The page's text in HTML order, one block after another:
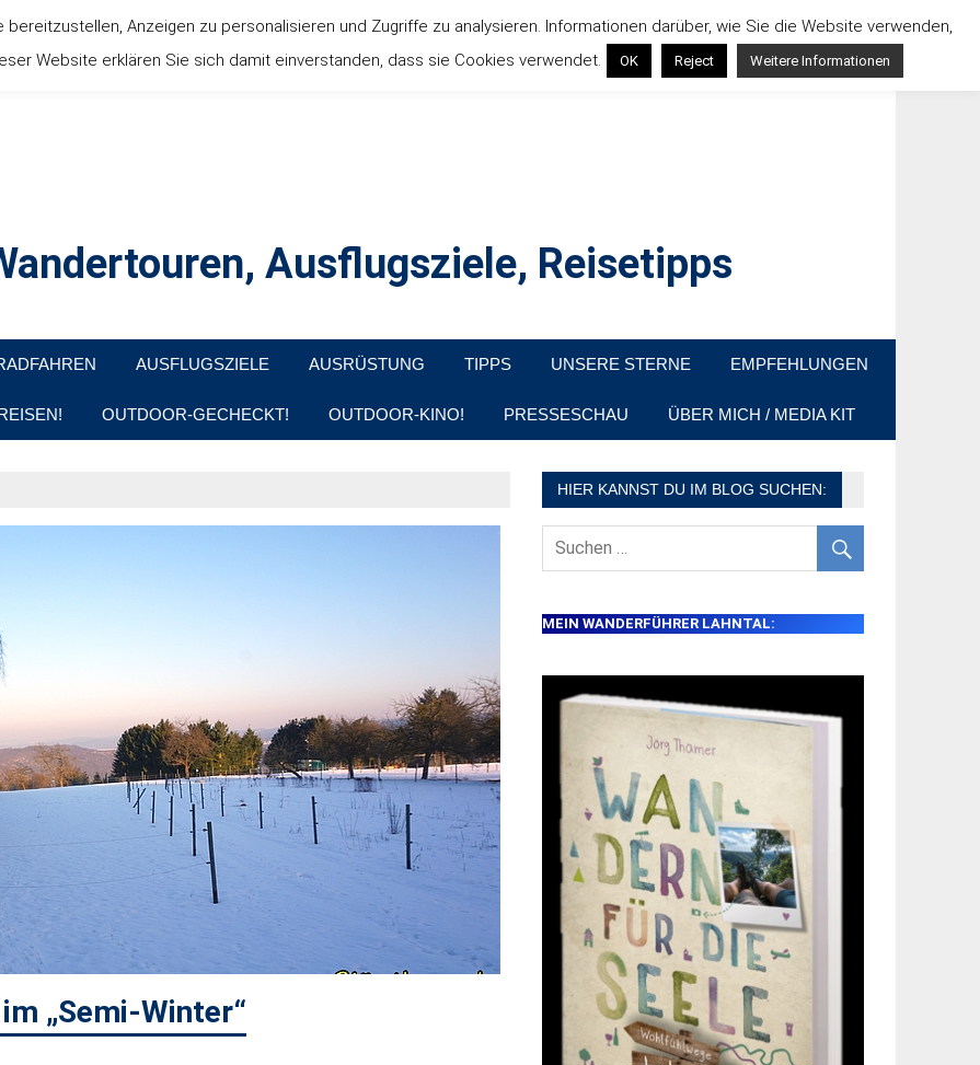
Ausflugsziele, Reisetipps
AUSFLUGSZIELE AUSRÜSTUNG TIPPS UNSERE STERNE EMPFEHLUNGEN
OUTDOOR-GECHECKT! OUTDOOR-KINO! PRESSESCHAU ÜBER MICH / MEDIA KIT
„Semi-Winter“
HIER KANNST DU IM BLOG SUCHEN:
MEIN WANDERFÜHRER LAHNTAL:
Anzeigen zu personalisieren und Zugriffe zu analysieren. Informationen darüber, wie Sie die Website verwenden,
Website erklären Sie sich damit einverstanden, dass sie Cookies verwendet.
OK Reject Weitere Informationen